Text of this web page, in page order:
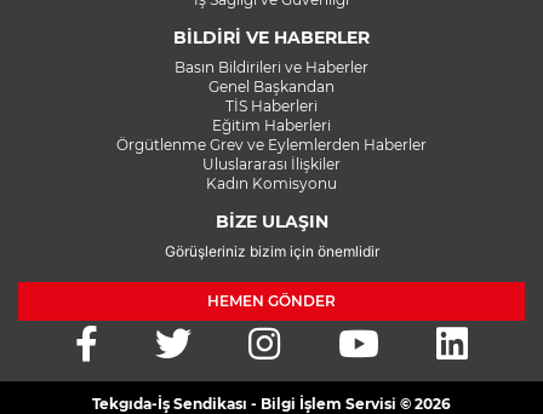
BİLDİRİ VE HABERLER
Basın Bildirileri ve Haberler
Genel Başkandan
TİS Haberleri
Eğitim Haberleri
Örgütlenme Grev ve Eylemlerden Haberler
Uluslararası İlişkiler
Kadın Komisyonu
BİZE ULAŞIN
Görüşleriniz bizim için önemlidir
HEMEN GÖNDER
Tekgıda-İş Sendikası - Bilgi İşlem Servisi © 2026